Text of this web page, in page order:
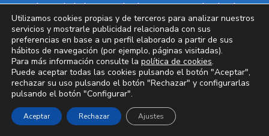
darte de baja en cualquier momento desde el
link habilitado a tal efecto en nuestro envíos
de email.
Utilizamos cookies propias y de terceros para analizar nuestros
servicios y mostrarle publicidad relacionada con sus
preferencias en base a un perfil elaborado a partir de sus
hábitos de navegación (por ejemplo, páginas visitadas).
Para más información consulte la política de cookies.
Puede aceptar todas las cookies pulsando el botón "Aceptar",
rechazar su uso pulsando el botón "Rechazar" y configurarlas
pulsando el botón "Configurar".
Aceptar Rechazar Ajustes